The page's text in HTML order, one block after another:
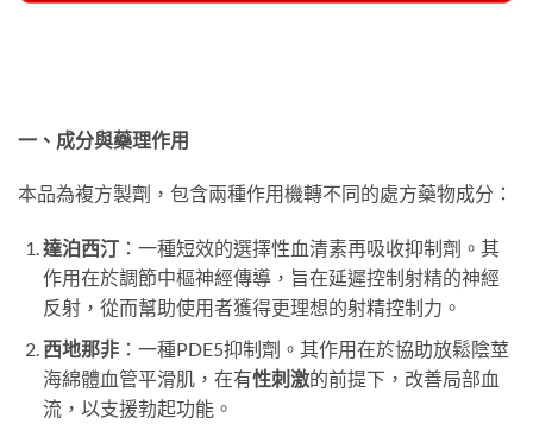
一、成分與藥理作用
本品為複方製劑，包含兩種作用機轉不同的處方藥物成分：
達泊西汀：一種短效的選擇性血清素再吸收抑制劑。其
作用在於調節中樞神經傳導，旨在延遲控制射精的神經
反射，從而幫助使用者獲得更理想的射精控制力。
西地那非：一種PDE5抑制劑。其作用在於協助放鬆陰莖
海綿體血管平滑肌，在有性刺激的前提下，改善局部血
流，以支援勃起功能。